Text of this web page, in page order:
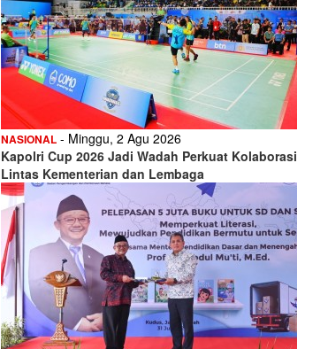
NASIONAL - Minggu, 2 Agu 2026
Kapolri Cup 2026 Jadi Wadah Perkuat Kolaborasi
Lintas Kementerian dan Lembaga